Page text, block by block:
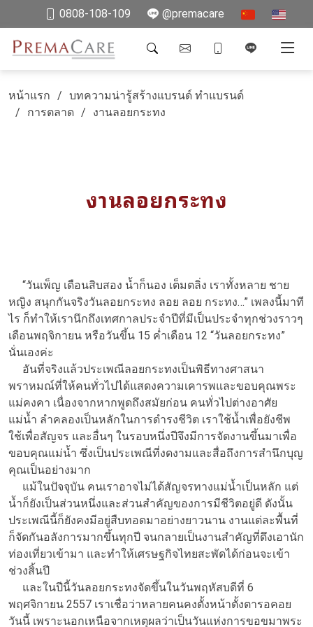
0808-108-109 @premacare
หน้าแรก
บทความน่ารู้สร้างแบรนด์ ทำแบรนด์
การตลาด
งานลอยกระทง
งานลอยกระทง
“วันเพ็ญ เดือนสิบสอง น้ำก็นอง เต็มตลิ่ง เราทั้งหลาย ชาย
หญิง สนุกกันจริงวันลอยกระทง ลอย ลอย กระทง…” เพลงนี้มาที
ไร ก็ทำให้เรานึกถึงเทศกาลประจำปีที่มีเป็นประจำทุกช่วงราวๆ
เดือนพฤจิกายน หรือวันขึ้น 15 ค่ำเดือน 12 “วันลอยกระทง”
นั่นเองค่ะ
อันที่จริงแล้วประเพณีลอยกระทงเป็นพิธีทางศาสนา
พราหมณ์ที่ให้คนทั่วไปได้แสดงความเคารพและขอบคุณพระ
แม่คงคา เนื่องจากหากพูดถึงสมัยก่อน คนทั่วไปต่างอาศัย
แม่น้ำ ลำคลองเป็นหลักในการดำรงชีวิต เราใช้น้ำเพื่อยังชีพ
ใช้เพื่อสัญจร และอื่นๆ ในรอบหนึ่งปีจึงมีการจัดงานขึ้นมาเพื่อ
ขอบคุณแม่น้ำ ซึ่งเป็นประเพณีที่งดงามและสื่อถึงการสำนึกบุญ
คุณเป็นอย่างมาก
แม้ในปัจจุบัน คนเราอาจไม่ได้สัญจรทางแม่น้ำเป็นหลัก แต่
น้ำก็ยังเป็นส่วนหนึ่งและส่วนสำคัญของการมีชีวิตอยู่ดี ดังนั้น
ประเพณีนี้ก็ยังคงมีอยู่สืบทอดมาอย่างยาวนาน งานแต่ละพื้นที่
ก็จัดกันอลังการมากขึ้นทุกปี จนกลายเป็นงานสำคัญที่ดึงเอานัก
ท่องเที่ยวเข้ามา และทำให้เศรษฐกิจไทยสะพัดได้ก่อนจะเข้า
ช่วงสิ้นปี
และในปีนี้วันลอยกระทงจัดขึ้นในวันพฤหัสบดีที่ 6
พฤศจิกายน 2557 เราเชื่อว่าหลายคนคงตั้งหน้าตั้งตารอคอย
วันนี้ เพราะนอกเหนือจากเหตุผลว่าเป็นวันแห่งการขอขมาพระ